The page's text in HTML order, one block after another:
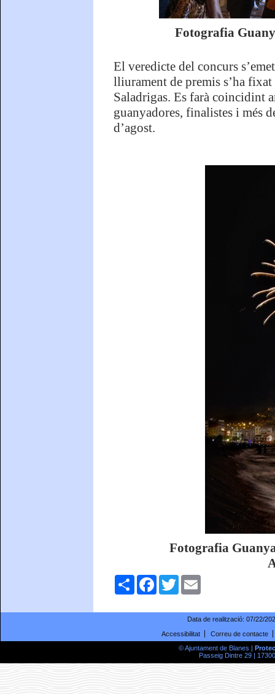
Fotografia
El veredicte del concurs
lliurament de premis s’ha
Saladrigas. Es farà coincidint
guanyadores, finalistes i més
d’agost.
Fotografia
ComparteixFacebookTwitter
Data de realització: 07/22/
Accessibilitat
Correu de contacte
© Ajuntament de Blanes |
Passeig Dintre 29 |